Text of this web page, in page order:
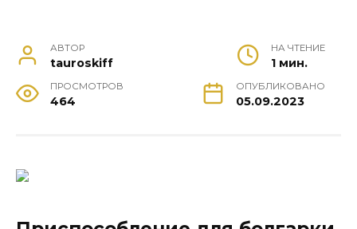
АВТОР
tauroskiff
НА ЧТЕНИЕ
1 мин.
ПРОСМОТРОВ
464
ОПУБЛИКОВАНО
05.09.2023